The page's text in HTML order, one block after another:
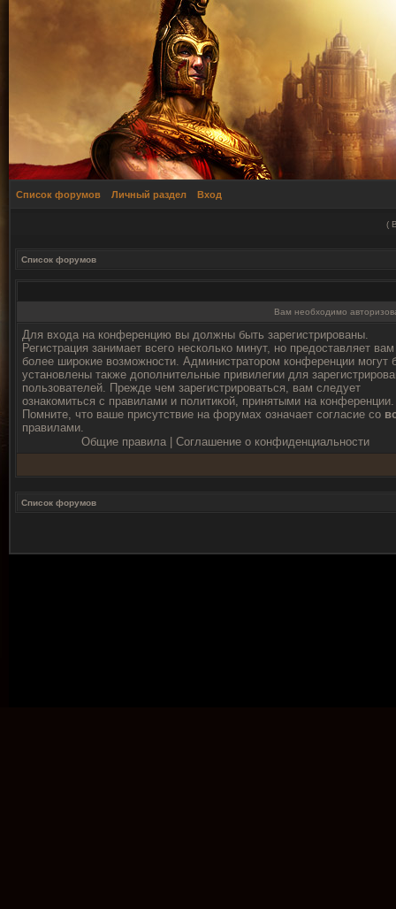
Список форумов Личный раздел Вход
(
Список форумов
Вам необходимо
Для входа на конференцию вы должны быть зарегистрированы.
Регистрация занимает всего несколько минут, но предоставляет вам
более широкие возможности. Администратором конференции могут
установлены также дополнительные привилегии для
пользователей. Прежде чем зарегистрироваться, вам следует
ознакомиться с правилами и политикой, принятыми на конференции.
Помните, что ваше присутствие на форумах означает согласие со
правилами.
Общие правила| Соглашение о конфиденциальности
Список форумов